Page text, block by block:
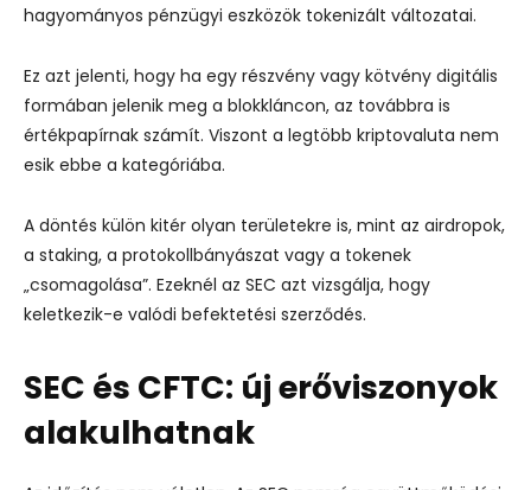
hagyományos pénzügyi eszközök tokenizált változatai.
Ez azt jelenti, hogy ha egy részvény vagy kötvény digitális
formában jelenik meg a blokkláncon, az továbbra is
értékpapírnak számít. Viszont a legtöbb kriptovaluta nem
esik ebbe a kategóriába.
A döntés külön kitér olyan területekre is, mint az airdropok,
a staking, a protokollbányászat vagy a tokenek
„csomagolása”. Ezeknél az SEC azt vizsgálja, hogy
keletkezik-e valódi befektetési szerződés.
SEC és CFTC: új erőviszonyok
alakulhatnak